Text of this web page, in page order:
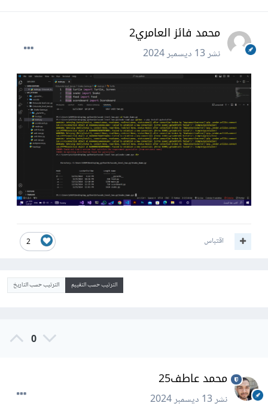
محمد فائز العامري2
نشر13 ديسمبر 2024
2 اقتباس
الترتيب حسب التقييم الترتيب حسب التاريخ
0
محمد عاطف25
نشر13 ديسمبر 2024